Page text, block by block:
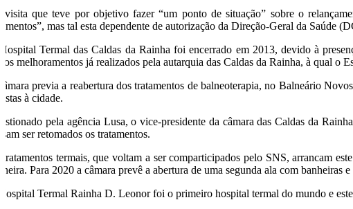
visita que teve por objetivo fazer “um ponto de situação” sobre o
mas tal esta dependente de autorização da Direção-Geral da Saúde
Termal das Caldas da Rainha foi encerrado em 2013, devido à
melhoramentos já realizados pela autarquia das Caldas da Rainha, à qual o
previa a reabertura dos tratamentos de balneoterapia, no Balneário
à cidade.
pela agência Lusa, o vice-presidente da câmara das Caldas da
ser retomados os tratamentos.
tratamentos termais, que voltam a ser comparticipados pelo SNS, arrancam
Para 2020 a câmara prevê a abertura de uma segunda ala com banheiras
Termal Rainha D. Leonor foi o primeiro hospital termal do mundo e